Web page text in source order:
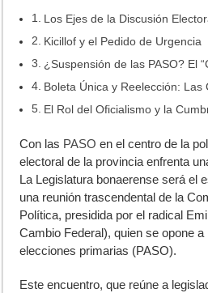
Los Ejes de la Discusión
Kicillof y el Pedido de Urgencia
¿Suspensión de las PASO? El
Boleta Única y Reelección: Las
El Rol del Oficialismo y la
Con las PASO en el centro de la
electoral de la provincia enfrenta
La Legislatura bonaerense será el
una reunión trascendental de la
Política, presidida por el radical
Cambio Federal), quien se opone
elecciones primarias (PASO).
Este encuentro, que reúne a